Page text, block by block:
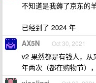
不知道是我薅了京东的
已经到了 2024 年
AX5N Oct 30, 2021
v2 果然都是有钱人，
年两次（都在购物节）